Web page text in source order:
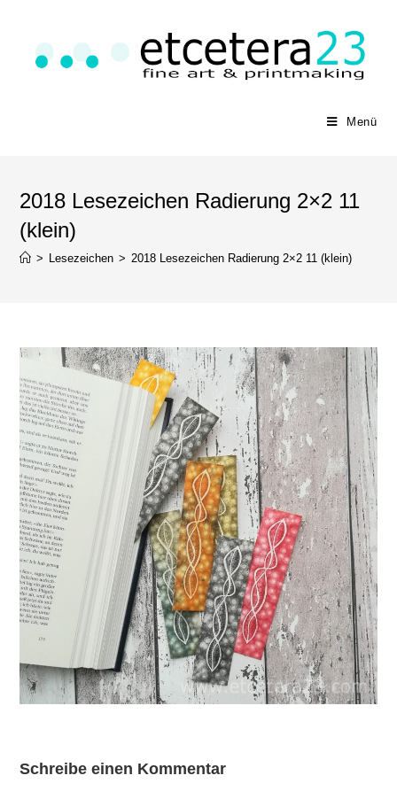
Menü
2018 Lesezeichen Radierung 2×2 11
(klein)
> Lesezeichen > 2018 Lesezeichen Radierung 2×2 11 (klein)
Schreibe einen Kommentar